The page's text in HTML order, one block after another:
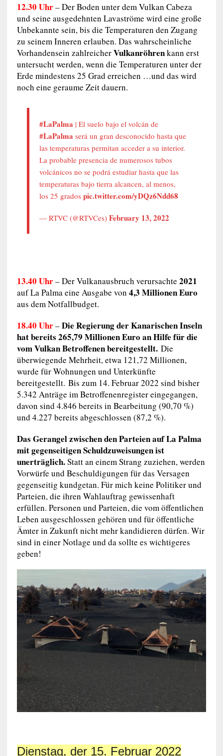
12.30 Uhr– Der Boden unter dem Vulkan Cabeza
und seine ausgedehnten Lavaströme wird eine große
Unbekannte sein, bis die Temperaturen den Zugang
zu seinem Inneren erlauben. Das wahrscheinliche
Vorhandensein zahlreicherVulkanröhrenkann erst
untersucht werden, wenn die Temperaturen unter der
Erde mindestens 25 Grad erreichen …und das wird
noch eine geraume Zeit dauern.
#LaPalma | El suelo bajo el volcán de
#LaPalma será un gran desconocido hasta que
las temperaturas permitan acceder a su interior.
La probable presencia de numerosos tubos
volcánicos no se podrá estudiar hasta que las
temperaturas bajo tierra alcancen, al menos,
los 25 grados pic.twitter.com/yDQz6Ndd68
— RTVC (@RTVCes) February 13, 2022
13.40 Uhr– Der Vulkanausbruch verursachte 2021
auf La Palma eine Ausgabe von 4,3 Millionen Euro
aus dem Notfallbudget.
18.40 Uhr–Die Regierung der Kanarischen Inseln
hat bereits 265,79 Millionen Euro an Hilfe für die
vom Vulkan Betroffenen bereitgestellt.Die
überwiegende Mehrheit, etwa 121,72 Millionen,
wurde für Wohnungen und Unterkünfte
bereitgestellt. Bis zum 14. Februar 2022 sind bisher
5.342 Anträge im Betroffenenregister eingegangen,
davon sind 4.846 bereits in Bearbeitung (90,70 %)
und 4.227 bereits abgeschlossen (87,2 %).
Das Gerangel zwischen den Parteien auf La Palma
mit gegenseitigen Schuldzuweisungen ist
unerträglich.Statt an einem Strang zuziehen, werden
Vorwürfe und Beschuldigungen für das Versagen
gegenseitig kundgetan. Für mich keine Politiker und
Parteien, die ihren Wahlauftrag gewissenhaft
erfüllen. Personen und Parteien, die vom öffentlichen
Leben ausgeschlossen gehören und für öffentliche
Ämter in Zukunft nicht mehr kandidieren dürfen. Wir
sind in einer Notlage und da sollte es wichtigeres
geben!
Dienstag, der 15. Februar 2022